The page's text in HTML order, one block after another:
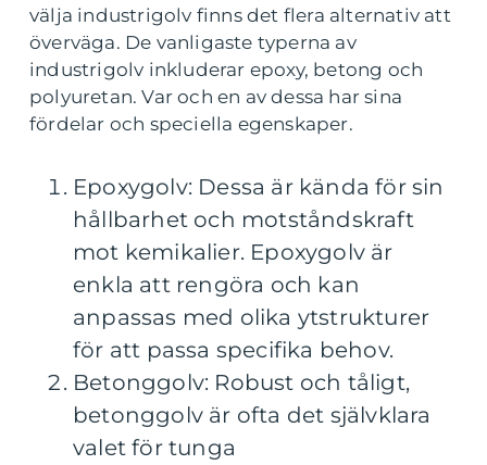
välja industrigolv finns det flera alternativ att
överväga. De vanligaste typerna av
industrigolv inkluderar epoxy, betong och
polyuretan. Var och en av dessa har sina
fördelar och speciella egenskaper.
Epoxygolv: Dessa är kända för sin
hållbarhet och motståndskraft
mot kemikalier. Epoxygolv är
enkla att rengöra och kan
anpassas med olika ytstrukturer
för att passa specifika behov.
Betonggolv: Robust och tåligt,
betonggolv är ofta det självklara
valet för tunga